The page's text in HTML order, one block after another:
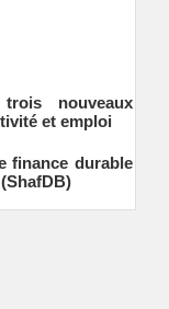
nouveaux
et emploi
durable
: comment